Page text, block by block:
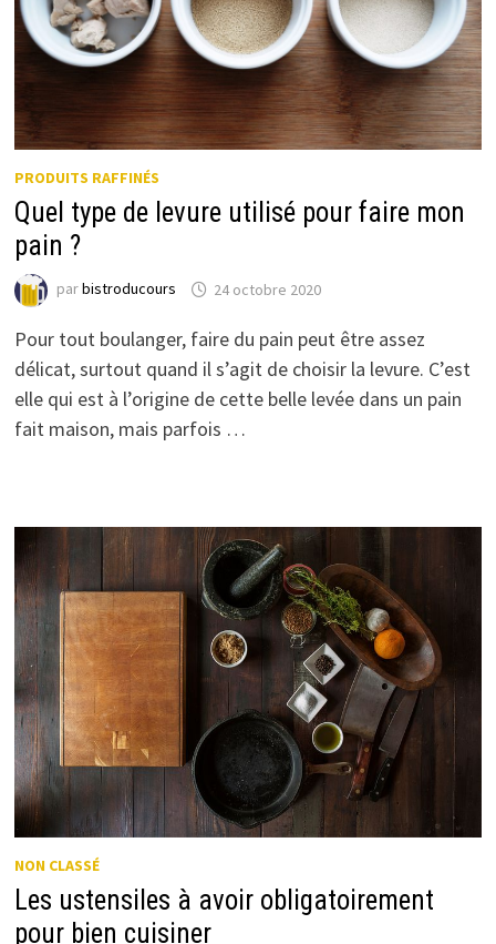
PRODUITS RAFFINÉS
Quel type de levure utilisé pour faire mon
pain ?
parbistroducours 24 octobre 2020
Pour tout boulanger, faire du pain peut être assez
délicat, surtout quand il s’agit de choisir la levure. C’est
elle qui est à l’origine de cette belle levée dans un pain
fait maison, mais parfois …
NON CLASSÉ
Les ustensiles à avoir obligatoirement
pour bien cuisiner